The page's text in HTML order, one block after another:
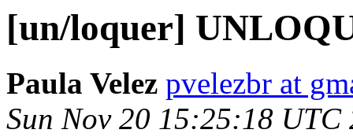
[un/loquer]
Paula Velez pvelezbr at
Sun Nov 20 15:25:18 UTC